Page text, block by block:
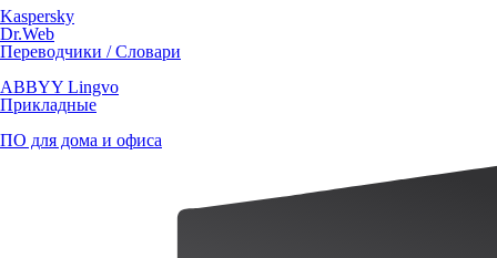
Kaspersky
Dr.Web
Переводчики / Словари
ABBYY Lingvo
Прикладные
ПО для дома и офиса